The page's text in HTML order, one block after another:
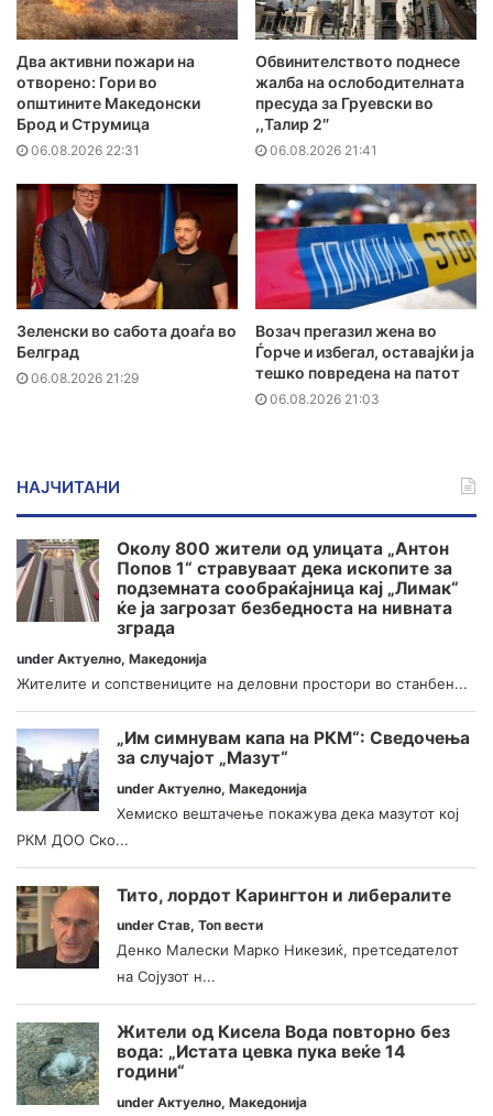
Два активни пожари на
отворено: Гори во
општините Македонски
Брод и Струмица
06.08.2026 22:31
Обвинителството поднесе
жалба на ослободителната
пресуда за Груевски во
,,Талир 2″
06.08.2026 21:41
Зеленски во сабота доаѓа во
Белград
06.08.2026 21:29
Возач прегазил жена во
Ѓорче и избегал, оставајќи ја
тешко повредена на патот
06.08.2026 21:03
НАЈЧИТАНИ
Околу 800 жители од улицата „Антон
Попов 1“ стравуваат дека ископите за
подземната сообраќајница кај „Лимак“
ќе ја загрозат безбедноста на нивната
зграда
under Актуелно, Македонија
Жителите и сопствениците на деловни простори во станбен...
„Им симнувам капа на РКМ“: Сведочења
за случајот „Мазут“
under Актуелно, Македонија
Хемиско вештачење покажува дека мазутот кој
РКМ ДОО Ско...
Тито, лордот Карингтон и либералите
under Став, Топ вести
Денко Малески Марко Никезиќ, претседателот
на Сојузот н...
Жители од Кисела Вода повторно без
вода: „Истата цевка пука веќе 14
години“
under Актуелно, Македонија